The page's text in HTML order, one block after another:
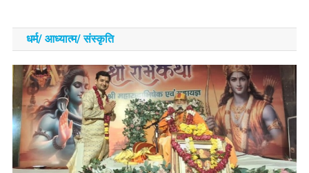
धर्म/ आध्‍यात्‍म/ संस्‍कृति